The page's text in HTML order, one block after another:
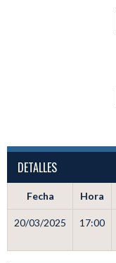
DETALLES
Fecha Hora
20/03/2025 17:00